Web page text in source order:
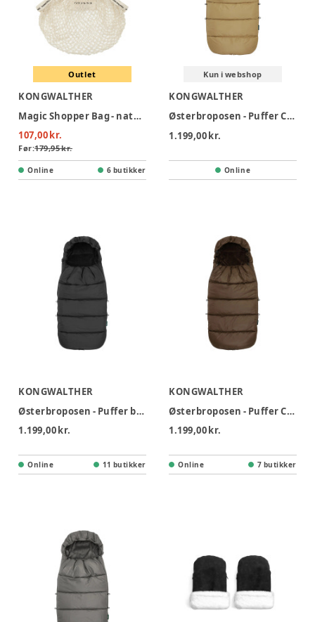
Outlet
KONGWALTHER
Magic Shopper Bag - nature
107,00 kr.
Før:179,95 kr.
Online 6 butikker
Kun i webshop
KONGWALTHER
Østerbroposen - Puffer Creme
1.199,00 kr.
Online
KONGWALTHER
Østerbroposen - Puffer black
1.199,00 kr.
Online 11 butikker
KONGWALTHER
Østerbroposen - Puffer Chocolate brown
1.199,00 kr.
Online 7 butikker